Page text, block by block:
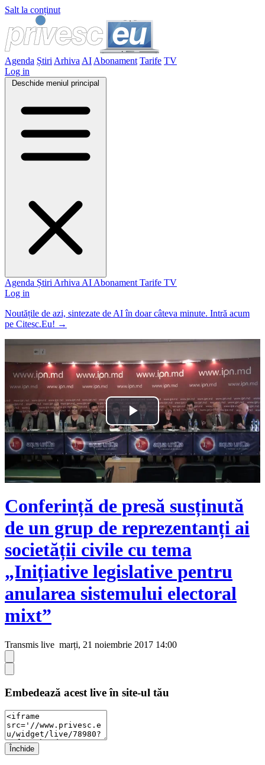
Salt la conținut
Agenda Știri Arhiva AI Abonament Tarife TV
Log in
Deschide meniul principal
Agenda Știri Arhiva AI Abonament Tarife TV
Log in
Noutățile de azi, sintezate de AI în doar câteva minute. Intră acum
pe Citesc.Eu! →
Play
Video
Conferință de presă susținută
de un grup de reprezentanți ai
societății civile cu tema
„Inițiative legislative pentru
anularea sistemului electoral
mixt”
Transmis live marți, 21 noiembrie 2017 14:00
Embedează acest live în site-ul tău
Închide